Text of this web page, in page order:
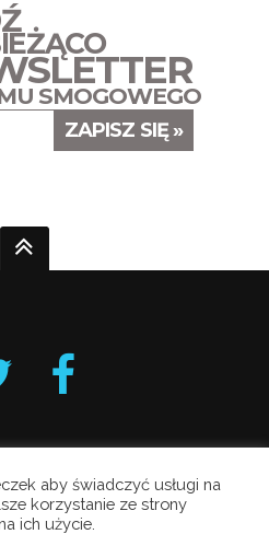
SMOGOWEGO
ZAPISZ SIĘ »
Smogowy
aby świadczyć usługi na
korzystanie ze strony
ich użycie.